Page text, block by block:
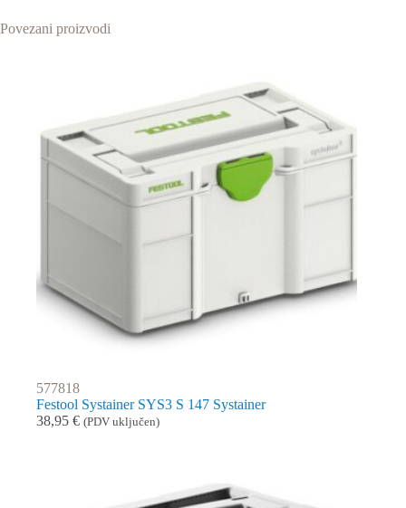
Povezani proizvodi
577818
Festool Systainer SYS3 S 147 Systainer
38,95 € (PDV uključen)